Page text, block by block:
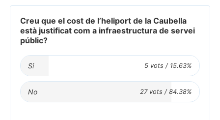
Creu que el cost de l’heliport de la Caubella
està justificat com a infraestructura de servei
públic?
Si
No